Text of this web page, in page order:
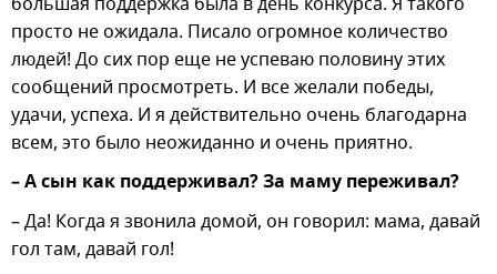
просто не ожидала. Писало огромное количество
людей! До сих пор еще не успеваю половину этих
сообщений просмотреть. И все желали победы,
удачи, успеха. И я действительно очень благодарна
всем, это было неожиданно и очень приятно.
– А сын как поддерживал? За маму переживал?
– Да! Когда я звонила домой, он говорил: мама, давай
гол там, давай гол!